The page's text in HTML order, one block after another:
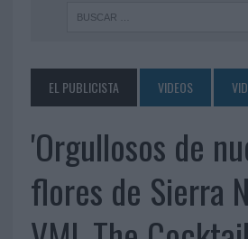
EL PUBLICISTA VIDEOS
'Orgullosos de
flores de Sierra